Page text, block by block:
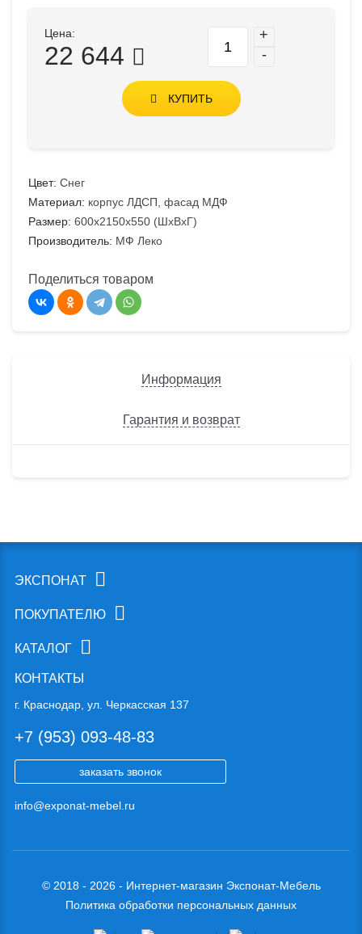
Цена:
22 644
+
-
КУПИТЬ
Цвет: Снег
Материал: корпус ЛДСП, фасад МДФ
Размер: 600х2150х550 (ШхВхГ)
Производитель: МФ Леко
Поделиться товаром
Информация
Гарантия и возврат
ЭКСПОНАТ
ПОКУПАТЕЛЮ
КАТАЛОГ
КОНТАКТЫ
г. Краснодар, ул. Черкасская 137
+7 (953) 093-48-83
заказать звонок
info@exponat-mebel.ru
© 2018 - 2026 - Интернет-магазин Экспонат-Мебель
Политика обработки персональных данных